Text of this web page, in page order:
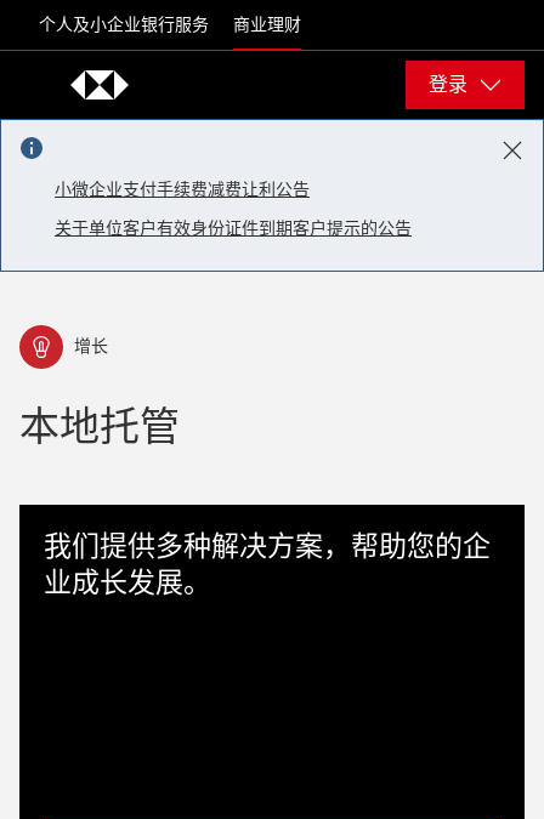
个人及小企业银行服务 商业理财
登录
小微企业支付手续费减费让利公告
关于单位客户有效身份证件到期客户提示的公告
增长
本地托管
我们提供多种解决方案，帮助您的企
业成长发展。